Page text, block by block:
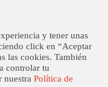
y tener unas
click en “Aceptar
las cookies. También
controlar tu
nuestra Política de